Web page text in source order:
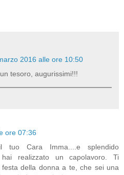
2016 alle ore 10:50
tesoro, augurissimi!!!
ore 07:36
tuo Cara Imma....e splendido
hai realizzato un capolavoro. Ti
della donna a te, che sei una